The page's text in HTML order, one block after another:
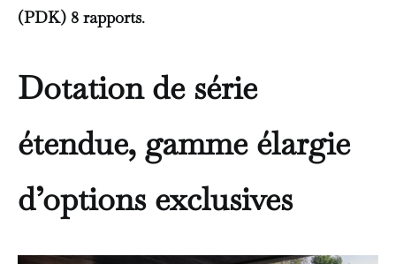
(PDK) 8 rapports.
Dotation de série
étendue, gamme élargie
d’options exclusives